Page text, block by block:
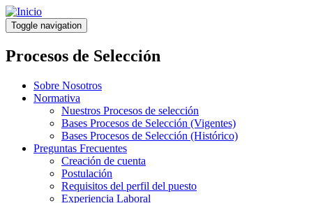
Pasar
al
contenido
principal
Toggle navigation
Procesos de Selección
Sobre Nosotros
Normativa
Nuestros Procesos de selección
Bases Procesos de Selección (Vigentes)
Bases Procesos de Selección (Histórico)
Preguntas Frecuentes
Creación de cuenta
Postulación
Requisitos del perfil del puesto
Experiencia Laboral